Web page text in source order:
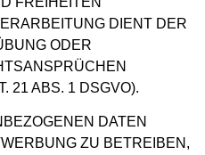
DIENT DER
ODER
21 ABS. 1 DSGVO).
DATEN
ZU BETREIBEN,